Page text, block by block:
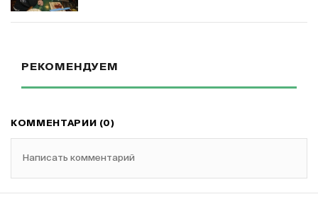
РЕКОМЕНДУЕМ
КОММЕНТАРИИ (0)
Написать комментарий